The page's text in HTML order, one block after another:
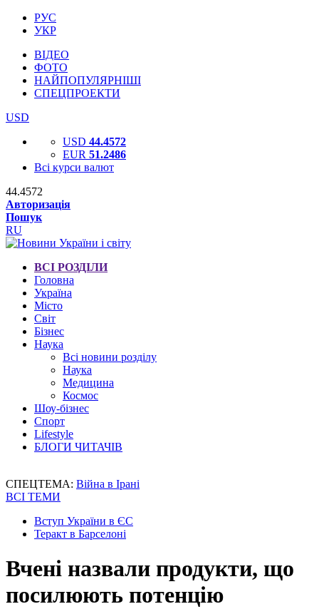
РУС
УКР
ВІДЕО
ФОТО
НАЙПОПУЛЯРНІШІ
СПЕЦПРОЕКТИ
USD
USD 44.4572
EUR 51.2486
Всі курси валют
44.4572
Авторизація
Пошук
RU
ВСІ РОЗДІЛИ
Головна
Україна
Місто
Світ
Бізнес
Наука
Всі новини розділу
Наука
Медицина
Космос
Шоу-бізнес
Спорт
Lifestyle
БЛОГИ ЧИТАЧІВ
СПЕЦТЕМА: Війна в Ірані
ВСІ ТЕМИ
Вступ України в ЄС
Теракт в Барселоні
Вчені назвали продукти, що
посилюють потенцію